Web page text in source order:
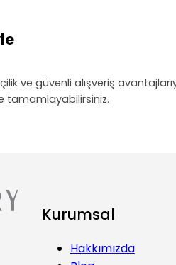
ve güvenli alışveriş
tamamlayabilirsiniz.
Kurumsal
Hakkımızda